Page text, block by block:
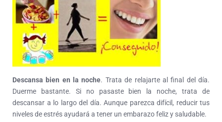
Descansa bien en la noche. Trata de relajarte al final del día.
Duerme bastante. Si no pasaste bien la noche, trata de
descansar a lo largo del día. Aunque parezca difícil, reducir tus
niveles de estrés ayudará a tener un embarazo feliz y saludable.